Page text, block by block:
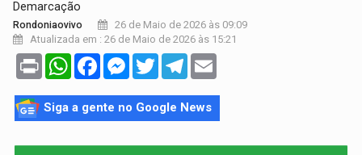
Demarcação
Rondoniaovivo
26 de Maio de 2026 às 09:09
Atualizada em : 26 de Maio de 2026 às 15:21
Print WhatsAppFacebookMessenger
TwitterTelegram
Siga a gente no Google News